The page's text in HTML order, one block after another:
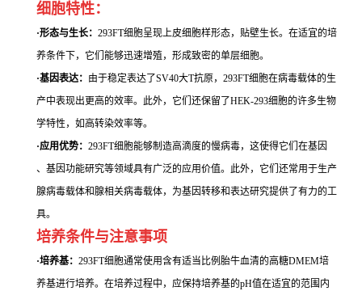
细胞特性：
·形态与生长： 293FT细胞呈现上皮细胞样形态，贴壁生长。在适宜的培
养条件下，它们能够迅速增殖，形成致密的单层细胞。
·基因表达： 由于稳定表达了SV40大T抗原，293FT细胞在病毒载体的生
产中表现出更高的效率。此外，它们还保留了HEK-293细胞的许多生物
学特性，如高转染效率等。
·应用优势： 293FT细胞能够制造高滴度的慢病毒，这使得它们在基因
、基因功能研究等领域具有广泛的应用价值。此外，它们还常用于生产
腺病毒载体和腺相关病毒载体，为基因转移和表达研究提供了有力的工
具。
培养条件与注意事项
·培养基： 293FT细胞通常使用含有适当比例胎牛血清的高糖DMEM培
养基进行培养。在培养过程中，应保持培养基的pH值在适宜的范围内